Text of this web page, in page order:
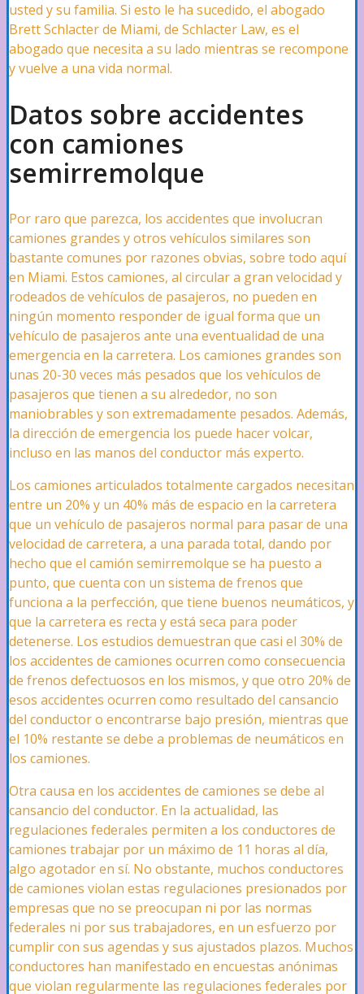
Daños Por Viento
Daños por Moho
Daños por Tornados
Daños por Incendios
Tuberías Rotas
Filtraciones de Tuberías
Vandalismo
Reclamos Marítimos
Interrupción de Negocios
Robo
Accidentes de Vehículos
Accidentes de Choque y Fuga
Accidentes de Camiones
Accidentes de Uber, Lyft y Uso
usted y su familia. Si esto le ha sucedido, el abogado
Brett Schlacter de Miami, de Schlacter Law, es el
abogado que necesita a su lado mientras se recompone
y vuelve a una vida normal.
Datos sobre accidentes
con camiones
semirremolque
Por raro que parezca, los accidentes que involucran
camiones grandes y otros vehículos similares son
bastante comunes por razones obvias, sobre todo aquí
en Miami. Estos camiones, al circular a gran velocidad y
rodeados de vehículos de pasajeros, no pueden en
ningún momento responder de igual forma que un
vehículo de pasajeros ante una eventualidad de una
emergencia en la carretera. Los camiones grandes son
unas 20-30 veces más pesados que los vehículos de
pasajeros que tienen a su alrededor, no son
maniobrables y son extremadamente pesados. Además,
la dirección de emergencia los puede hacer volcar,
incluso en las manos del conductor más experto.
Los camiones articulados totalmente cargados necesitan
entre un 20% y un 40% más de espacio en la carretera
que un vehículo de pasajeros normal para pasar de una
velocidad de carretera, a una parada total, dando por
hecho que el camión semirremolque se ha puesto a
punto, que cuenta con un sistema de frenos que
funciona a la perfección, que tiene buenos neumáticos, y
que la carretera es recta y está seca para poder
detenerse. Los estudios demuestran que casi el 30% de
los accidentes de camiones ocurren como consecuencia
de frenos defectuosos en los mismos, y que otro 20% de
esos accidentes ocurren como resultado del cansancio
del conductor o encontrarse bajo presión, mientras que
el 10% restante se debe a problemas de neumáticos en
los camiones.
Otra causa en los accidentes de camiones se debe al
cansancio del conductor. En la actualidad, las
regulaciones federales permiten a los conductores de
camiones trabajar por un máximo de 11 horas al día,
algo agotador en sí. No obstante, muchos conductores
de camiones violan estas regulaciones presionados por
empresas que no se preocupan ni por las normas
federales ni por sus trabajadores, en un esfuerzo por
cumplir con sus agendas y sus ajustados plazos. Muchos
conductores han manifestado en encuestas anónimas
que violan regularmente las regulaciones federales por